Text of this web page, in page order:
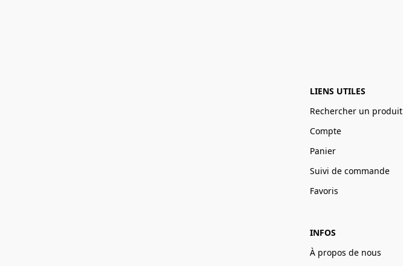
LIENS UTILES
Rechercher un produit
Compte
Panier
Suivi de commande
Favoris
INFOS
À propos de nous